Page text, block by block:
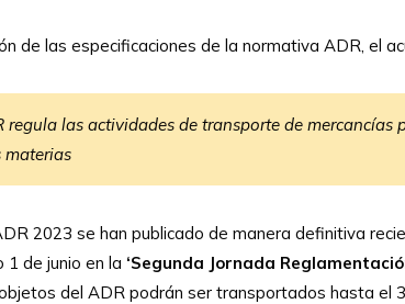
de las especificaciones de la normativa ADR, el
regula las actividades de transporte de
materias
2023 se han publicado de manera definitiva
de junio en la ‘Segunda Jornada
del ADR podrán ser transportados hasta el